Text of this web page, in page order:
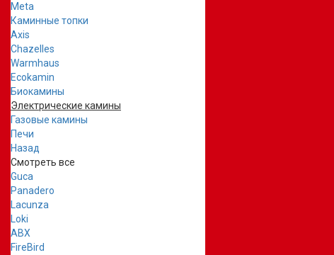
Meta
Каминные топки
Axis
Chazelles
Warmhaus
Ecokamin
Биокамины
Электрические камины
Газовые камины
Печи
Назад
Смотреть все
Guca
Panadero
Lacunza
Loki
ABX
FireBird